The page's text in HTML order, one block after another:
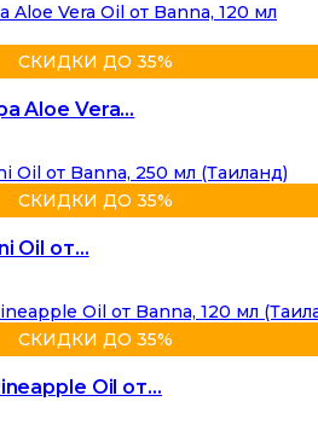
СКИДКИ ДО 35%
Aloe Vera…
СКИДКИ ДО 35%
Oil от…
СКИДКИ ДО 35%
Oil от…